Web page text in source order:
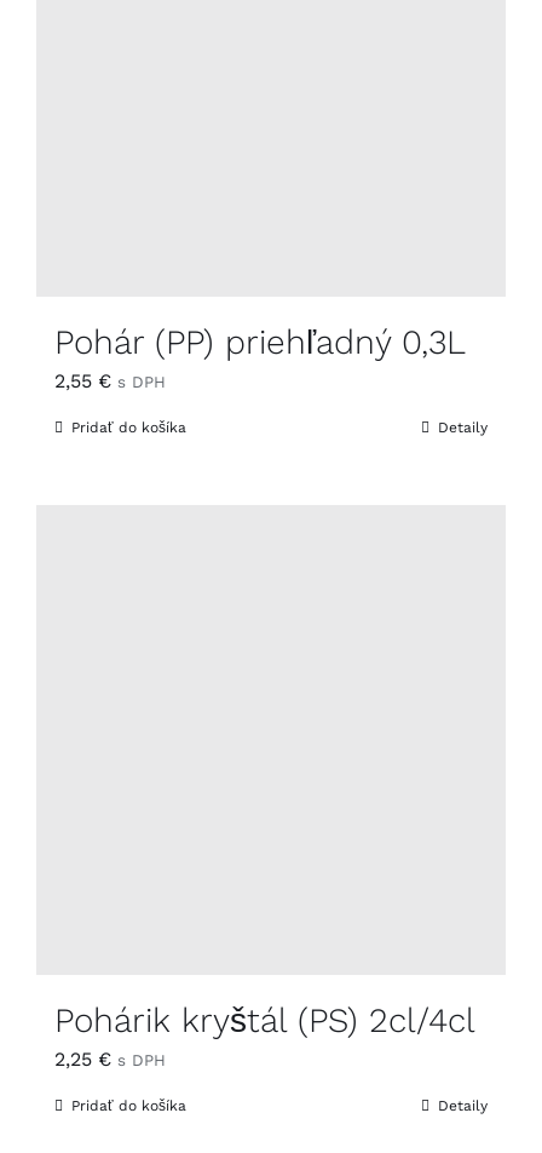
Pohár (PP) priehľadný 0,3L
2,55 € s DPH
Pridať do košíka Detaily
Pohárik kryštál (PS) 2cl/4cl
2,25 € s DPH
Pridať do košíka Detaily